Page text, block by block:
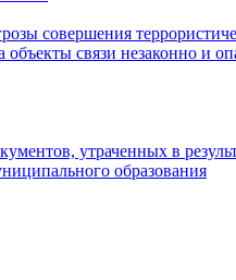
совершения
связи незаконно и
утраченных в
образования